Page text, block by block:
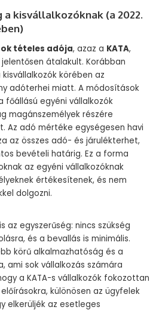
a kisvállalkozóknak (a 2022.
tételes adója, azaz a KATA,
átalakult. Korábban
körében az
adóterhei miatt. A módosítások
főállású egyéni vállalkozók
magánszemélyek részére
Az adó mértéke egységesen havi
az összes adó- és járulékterhet,
bevételi határig. Ez a forma
az egyéni vállalkozóknak
értékesítenek, és nem
dolgozni.
az egyszerűség: nincs szükség
és a bevallás is minimális.
körű alkalmazhatóság és a
ami sok vállalkozás számára
a KATA-s vállalkozók fokozottan
különösen az ügyfelek
elkerüljék az esetleges